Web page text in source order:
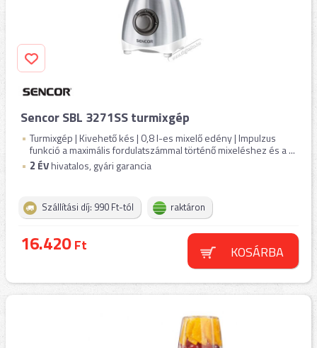
Sencor SBL 3271SS turmixgép
Turmixgép | Kivehető kés | 0,8 l-es mixelő edény | Impulzus
funkció a maximális fordulatszámmal történő mixeléshez és a ...
2 ÉVhivatalos, gyári garancia
Szállítási díj: 990 Ft-tól raktáron
16.420Ft KOSÁRBA